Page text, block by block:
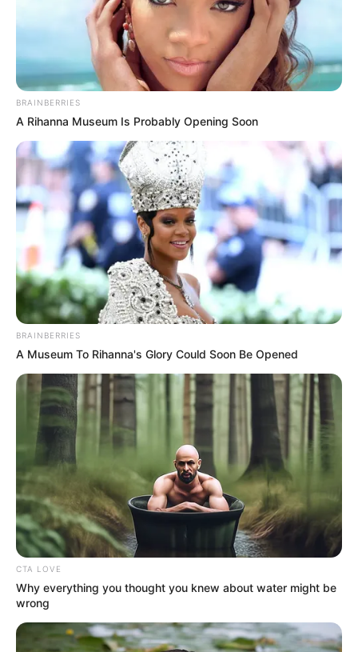
BRAINBERRIES
A Rihanna Museum Is Probably Opening Soon
BRAINBERRIES
A Museum To Rihanna's Glory Could Soon Be Opened
CTA LOVE
Why everything you thought you knew about water might be
wrong